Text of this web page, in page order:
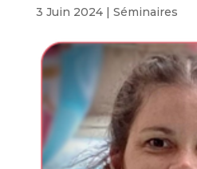
3 Juin 2024| Séminaires